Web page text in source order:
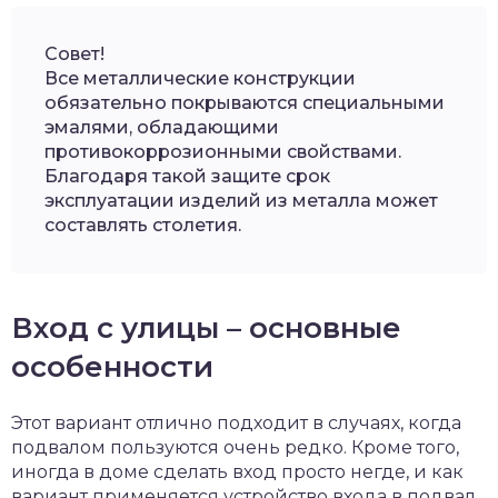
Совет!
Все металлические конструкции
обязательно покрываются специальными
эмалями, обладающими
противокоррозионными свойствами.
Благодаря такой защите срок
эксплуатации изделий из металла может
составлять столетия.
Вход с улицы – основные
особенности
Этот вариант отлично подходит в случаях, когда
подвалом пользуются очень редко. Кроме того,
иногда в доме сделать вход просто негде, и как